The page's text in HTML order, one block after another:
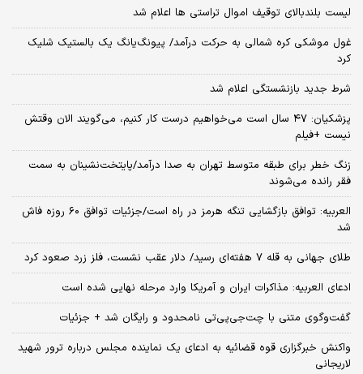
لیست بلندبالای توقیف اموال تراستی ها اعلام شد
غول موشکی کره شمالی به حرکت درآمد/ پیونگ‌یانگ یک بالستیک شلیک
کرد
شرط جدید بازنشستگی اعلام شد
پزشکیان: ۴۷ سال است می‌خواهیم درست کار کنیم، می‌گویند الان وقتش
نیست +فیلم
زنگ خطر برای طبقه متوسط تهران به صدا درآمد/پایتخت‌نشینان به سمت
فقر رانده می‌شوند
العربیه: توافق بازگشایی تنگه هرمز در راه است/جزئیات توافق ۶۰ روزه فاش
شد
طلای جهانی به قله ۷ هفته‌ای رسید/ دلار عقب نشست، فلز زرد صعود کرد
ادعای العربیه: مذاکرات ایران و آمریکا وارد مرحله نهایی شده است
گفت‌وگوی متنی با چت‌جی‌پی‌تی نامحدود و رایگان شد + جزئیات
واکنش خبرگزاری قوه قضائیه به ادعای یک نماینده مجلس درباره ترور شهید
لاریجانی